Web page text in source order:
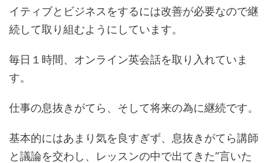
イティブとビジネスをするには改善が必要なので継
続して取り組むようにしています。
毎日１時間、オンライン英会話を取り入れていま
す。
仕事の息抜きがてら、そして将来の為に継続です。
基本的にはあまり気を良すぎず、息抜きがてら講師
と議論を交わし、レッスンの中で出てきた”言いた